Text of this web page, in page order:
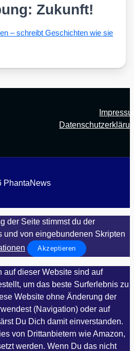
Zukunft!
– schreibt Geschich­ten wie sie
PhantaNews
der Seite stimmst du der
und von eingebundenen Skripten
Akzeptieren
auf dieser Website sind auf
um das beste Surferlebnis zu
Website ohne Änderung der
(Navigation) oder auf
Du Dich damit einverstanden.
von Drittanbietern wie Amazon,
werden. Wenn Du das nicht